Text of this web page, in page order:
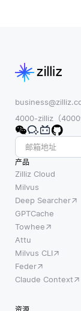
4000-zilliz（
产品
Zilliz Cloud
Milvus
Deep Searcher
GPTCache
Towhee
Attu
Milvus CLI
Feder
Claude Context